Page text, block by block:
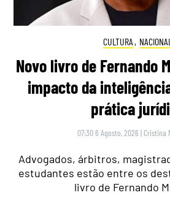
CULTURA , NACIONAL
Novo livro de Fernando
impacto da
prática
07:30 6 Agosto, 2026 | Cristina
Advogados, árbitros,
estudantes estão entre os
livro de Fernando